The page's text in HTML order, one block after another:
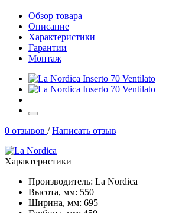
Обзор товара
Описание
Характеристики
Гарантии
Монтаж
0 отзывов /Написать отзыв
Характеристики
Производитель: La Nordica
Высота, мм: 550
Ширина, мм: 695